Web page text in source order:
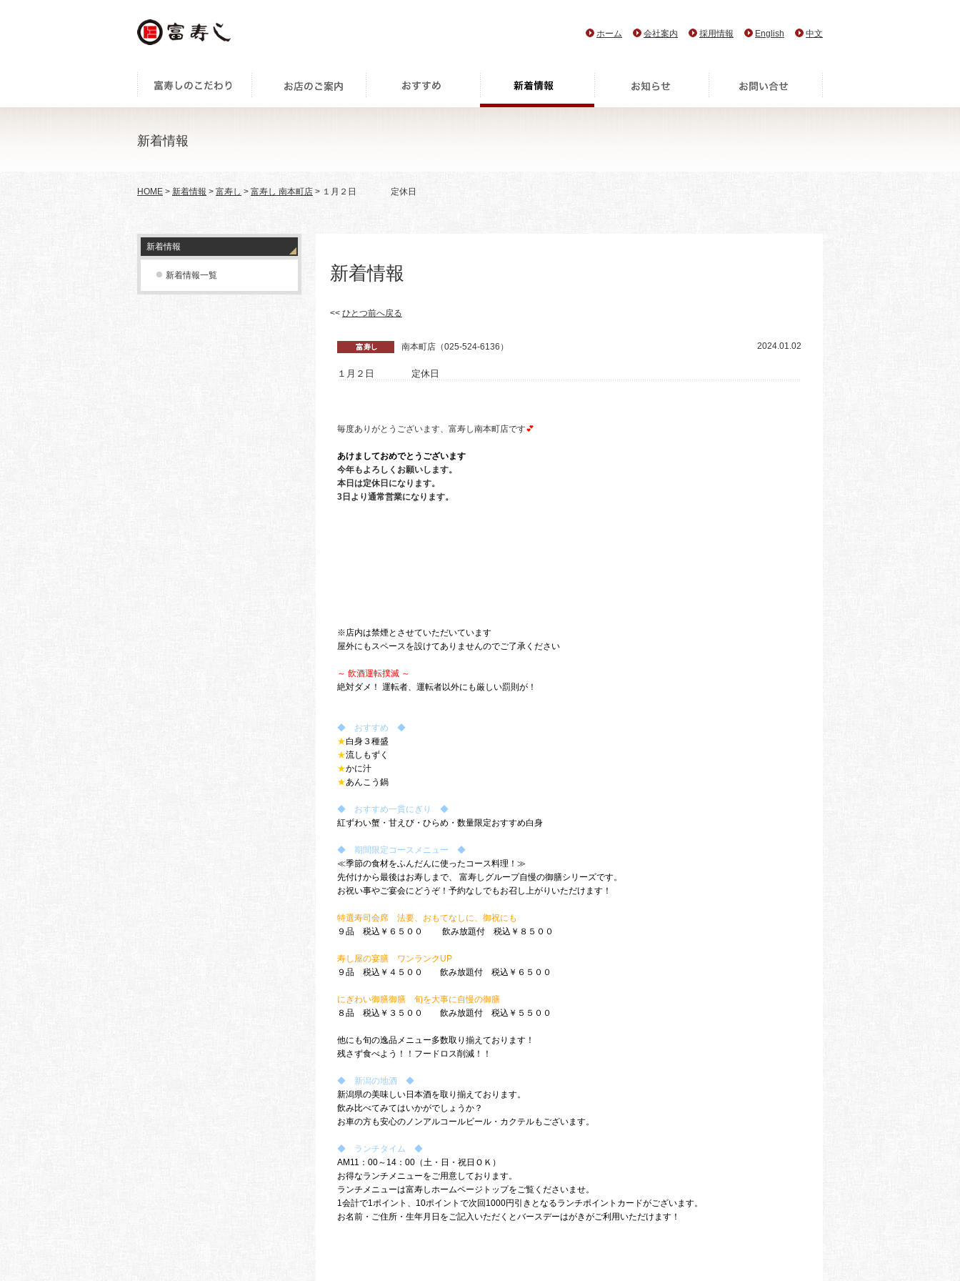
ホーム 会社案内 採用情報 English 中文
新着情報
HOME > 新着情報 > 富寿し > 富寿し 南本町店 > １月２日 定休日
新着情報
新着情報一覧 新着情報
<< ひとつ前へ戻る
南本町店（025-524-6136） 2024.01.02
１月２日 定休日
毎度ありがとうございます、富寿し南本町店です💕
あけましておめでとうございます
今年もよろしくお願いします。
本日は定休日になります。
3日より通常営業になります。
※店内は禁煙とさせていただいています
屋外にもスペースを設けてありませんのでご了承ください
～ 飲酒運転撲滅 ～
絶対ダメ！ 運転者、運転者以外にも厳しい罰則が！
◆ おすすめ ◆
★白身３種盛
★流しもずく
★かに汁
★あんこう鍋
◆ おすすめ一貫にぎり ◆
紅ずわい蟹・甘えび・ひらめ・ 数量限定おすすめ白身
◆ 期間限定コースメニュー ◆
≪季節の食材をふんだんに使ったコース料理！≫
先付けから最後はお寿しまで、
富寿しグループ自慢の御膳シリーズです。
お祝い事やご宴会にどうぞ！ 予約なしでもお召し上がりいただけます！
特選寿司会席 法要、おもてなしに、御祝にも
９品 税込￥６５００ 飲み放題付 税込￥８５００
寿し屋の宴膳 ワンランクUP
９品 税込￥４５００ 飲み放題付 税込￥６５００
にぎわい御膳御膳 旬を大事に自慢の御膳
８品 税込￥３５００ 飲み放題付 税込￥５５００
他にも旬の逸品メニュー多数取り揃えております！
残さず食べよう！！フードロス削減！！
◆ 新潟の地酒 ◆
新潟県の美味しい日本酒を取り揃えております。
飲み比べてみてはいかがでしょうか？
お車の方も安心のノンアルコールビール・カクテルもございます。
◆ ランチタイム ◆
AM11：00～14：00（土・日・祝日ＯＫ）
お得なランチメニューをご用意しております。
ランチメニューは富寿しホームページトップをご覧くださいませ。
1会計で1ポイント、10ポイントで次回1000円引きとなるランチポイントカードがございます。
お名前・ご住所・生年月日をご記入いただくとバースデーはがきがご利用いただけます！